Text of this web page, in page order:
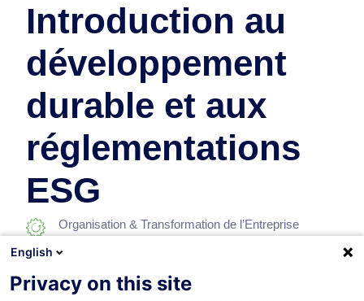
Introduction au
développement
durable et aux
réglementations
ESG
Organisation & Transformation de l’Entreprise
En collaboration avec:
English
Privacy on this site